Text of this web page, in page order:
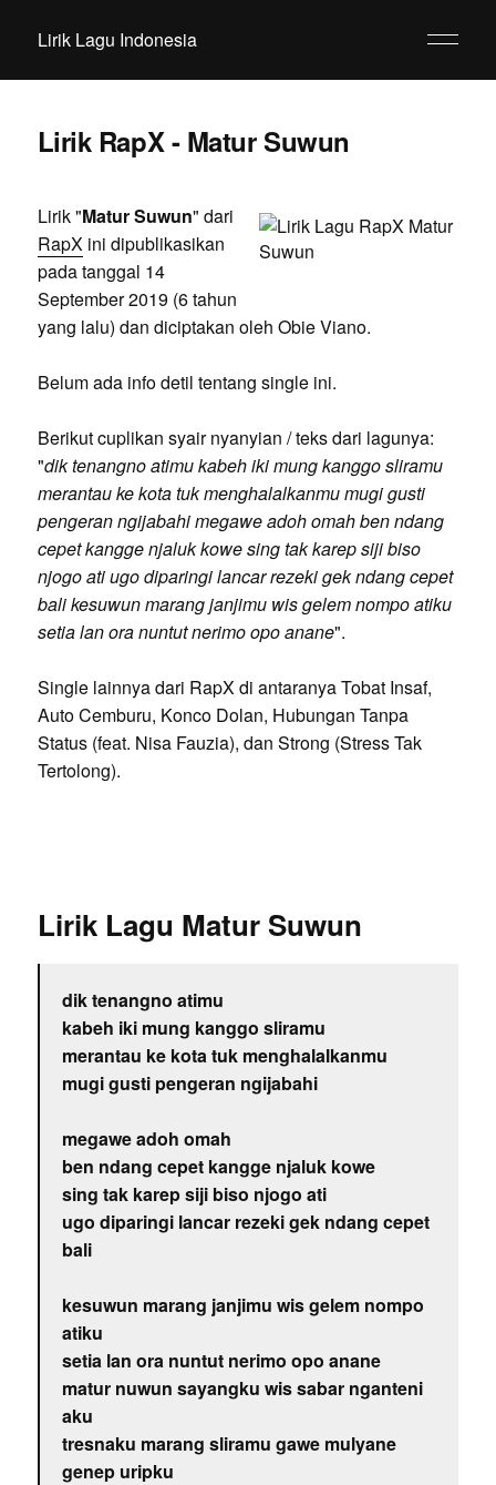
Lirik Lagu Indonesia
Lirik RapX - Matur Suwun
Lirik "Matur Suwun" dari
RapXini dipublikasikan
pada tanggal 14
September 2019 (6 tahun
yang lalu) dan diciptakan oleh Obie Viano.
Belum ada info detil tentang single ini.
Berikut cuplikan syair nyanyian / teks dari lagunya:
"dik tenangno atimu kabeh iki mung kanggo sliramu
merantau ke kota tuk menghalalkanmu mugi gusti
pengeran ngijabahi megawe adoh omah ben ndang
cepet kangge njaluk kowe sing tak karep siji biso
njogo ati ugo diparingi lancar rezeki gek ndang cepet
bali kesuwun marang janjimu wis gelem nompo atiku
setia lan ora nuntut nerimo opo anane".
Single lainnya dari RapX di antaranya Tobat Insaf,
Auto Cemburu, Konco Dolan, Hubungan Tanpa
Status (feat. Nisa Fauzia), dan Strong (Stress Tak
Tertolong).
Lirik Lagu Matur Suwun
dik tenangno atimu
kabeh iki mung kanggo sliramu
merantau ke kota tuk menghalalkanmu
mugi gusti pengeran ngijabahi
megawe adoh omah
ben ndang cepet kangge njaluk kowe
sing tak karep siji biso njogo ati
ugo diparingi lancar rezeki gek ndang cepet
bali
kesuwun marang janjimu wis gelem nompo
atiku
setia lan ora nuntut nerimo opo anane
matur nuwun sayangku wis sabar nganteni
aku
tresnaku marang sliramu gawe mulyane
genep uripku